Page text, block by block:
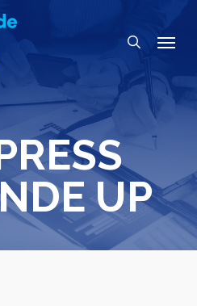
search
Menu
UP